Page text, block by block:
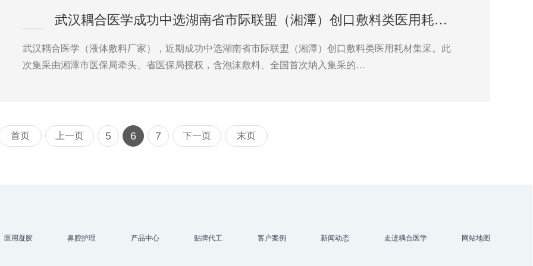
武汉耦合医学成功中选湖南省市际联盟（湘潭）创口敷料类医用耗材集中带量采购
武汉耦合医学（液体敷料厂家），近期成功中选湖南省市际联盟（湘潭）创口敷料类医用耗材集采。此
次集采由湘潭市医保局牵头、省医保局授权，含泡沫敷料、全国首次纳入集采的…
首页 上一页 5 6 7 下一页 末页
医用凝胶 鼻腔护理 产品中心 贴牌代工 客户案例 新闻动态 走进耦合医学 网站地图